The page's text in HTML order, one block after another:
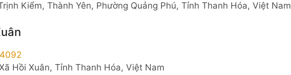
Kiểm, Thành Yên, Phường Quảng Phú, Tỉnh Thanh Hóa, Việt Nam
Hồi Xuân, Tỉnh Thanh Hóa, Việt Nam